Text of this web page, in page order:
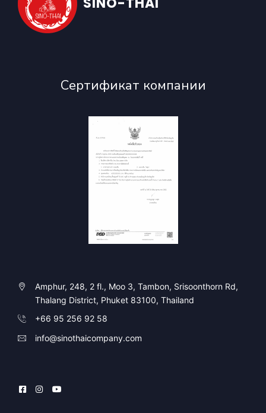
Сертификат компании
Amphur, 248, 2 fl., Moo 3, Tambon, Srisoonthorn Rd,
Thalang District, Phuket 83100, Thailand
+66 95 256 92 58
info@sinothaicompany.com